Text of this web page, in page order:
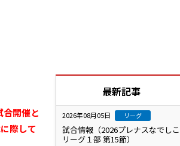
開催と
際して
最新記事
2026年08月05日 リーグ
試合情報（2026プレナスなでしこ
リーグ１部 第15節）